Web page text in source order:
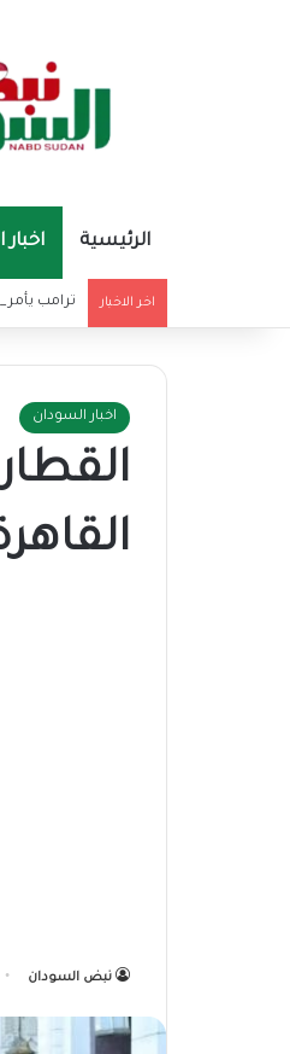
الرئيسية
اخر الاخبار ترامب يأمر
اخبار السودان
نبض السودان